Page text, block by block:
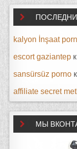
kalyon İnşaat
escort gaziantep
sansürsüz porno
affiliate secret
МЫ